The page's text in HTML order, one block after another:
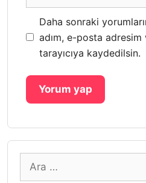
Daha sonraki
adım, e-posta
tarayıcıya kaydedilsin.
için